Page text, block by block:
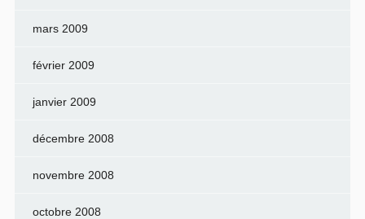
mars 2009
février 2009
janvier 2009
décembre 2008
novembre 2008
octobre 2008